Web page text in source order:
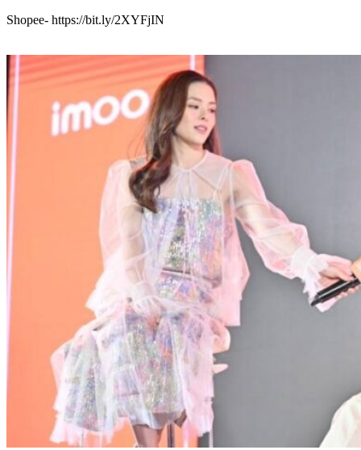
Shopee- https://bit.ly/2XYFjIN